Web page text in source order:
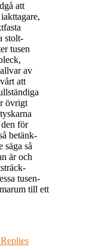
att
stolt-
tusen
av
att
övrigt
för
betänk-
säga så
är och
tusen-
till ett
Replies